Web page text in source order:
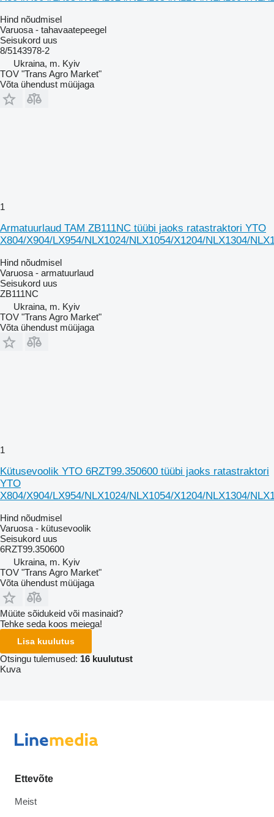
Hind nõudmisel
Varuosa - tahavaatepeegel
Seisukord uus
8/5143978-2
Ukraina, m. Kyiv
TOV "Trans Agro Market"
Võta ühendust müüjaga
1
Armatuurlaud TAM ZB111NC tüübi jaoks ratastraktori YTO
X804/X904/LX954/NLX1024/NLX1054/X1204/NLX1304/
Hind nõudmisel
Varuosa - armatuurlaud
Seisukord uus
ZB111NC
Ukraina, m. Kyiv
TOV "Trans Agro Market"
Võta ühendust müüjaga
1
Kütusevoolik YTO 6RZT99.350600 tüübi jaoks ratastraktori
YTO
X804/X904/LX954/NLX1024/NLX1054/X1204/NLX1304/
Hind nõudmisel
Varuosa - kütusevoolik
Seisukord uus
6RZT99.350600
Ukraina, m. Kyiv
TOV "Trans Agro Market"
Võta ühendust müüjaga
Müüte sõidukeid või masinaid?
Tehke seda koos meiega!
Lisa kuulutus
Otsingu tulemused: 16 kuulutust
Kuva
Ettevõte
Meist